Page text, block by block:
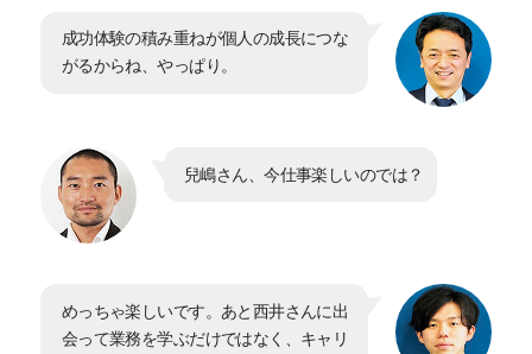
成功体験の積み重ねが個人の成長につな
がるからね、やっぱり。
兒嶋さん、今仕事楽しいのでは？
めっちゃ楽しいです。あと西井さんに出
会って業務を学ぶだけではなく、キャリ